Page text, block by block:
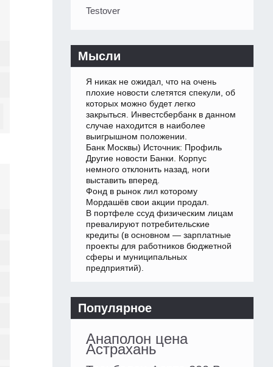
Testover
Мысли
Я никак не ожидал, что на очень
плохие новости слетятся спекули, об
которых можно будет легко
закрыться. Инвестсбербанк в данном
случае находится в наиболее
выигрышном положении.
Банк Москвы) Источник: Профиль
Другие новости Банки. Корпус
немного отклонить назад, ноги
выставить вперед.
Фонд в рынок лил которому
Мордашёв свои акции продал.
В портфеле ссуд физическим лицам
превалируют потребительские
кредиты (в основном — зарплатные
проекты для работников бюджетной
сферы и муниципальных
предприятий).
Популярное
Анаполон цена
Астрахань